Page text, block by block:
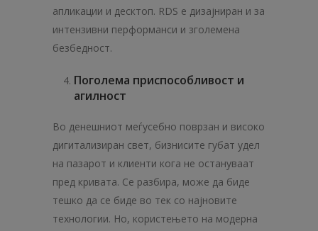
апликации и десктоп. RDS е дизајниран и за
интензивни перформанси и зголемена
безбедност.
Поголема приспособливост и
агилност
Во денешниот меѓусебно поврзан и високо
дигитализиран свет, бизнисите губат удел
на пазарот и клиенти кога не остануваат
пред кривата. Се разбира, може да биде
тешко да се биде во тек со најновите
технологии. Но, користењето на модерна